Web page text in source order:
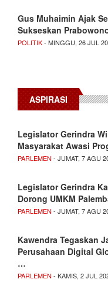
Gus Muhaimin Ajak
Sukseskan
POLITIK- MINGGU, 26 JUL
ASPIRASI
Legislator Gerindra
Masyarakat Awasi
PARLEMEN - JUMAT, 7 AGU
Legislator Gerindra
Dorong UMKM
PARLEMEN - JUMAT, 7 AGU
Kawendra Tegaskan
Perusahaan Digital
…
PARLEMEN - KAMIS, 2 JUL